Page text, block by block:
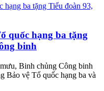
quốc hạng ba tặng
binh
Binh chủng Công binh
Bảo vệ Tổ quốc hạng ba và